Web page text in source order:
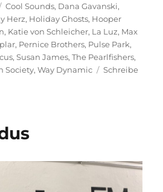
Schlagwörter
Cool Sounds, Dana Gavanski,
Herz, Holiday Ghosts, Hooper
, Katie von Schleicher, La Luz, Max
, Pernice Brothers, Pulse Park,
,Susan James,The Pearlfishers,
Society,Way Dynamic
Schreibe